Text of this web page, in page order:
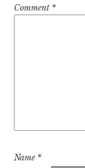
Comment *
Name *